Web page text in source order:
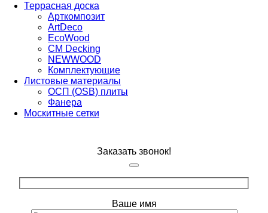
Террасная доска
Арткомпозит
ArtDeco
EcoWood
CM Decking
NEWWOOD
Комплектующие
Листовые материалы
ОСП (OSB) плиты
Фанера
Москитные сетки
Заказать звонок!
Ваше имя